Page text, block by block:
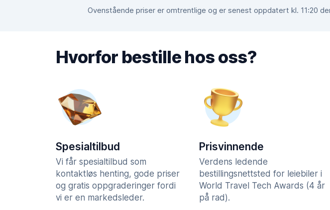
Ovenstående priser er omtrentlige og er senest oppdatert kl. 11:20
Hvorfor bestille hos oss?
Spesialtilbud
Vi får spesialtilbud som
kontaktløs henting, gode priser
og gratis oppgraderinger fordi
vi er en markedsleder.
Prisvinnende
Verdens ledende
bestillingsnettsted for leiebiler i
World Travel Tech Awards (4 år
på rad).